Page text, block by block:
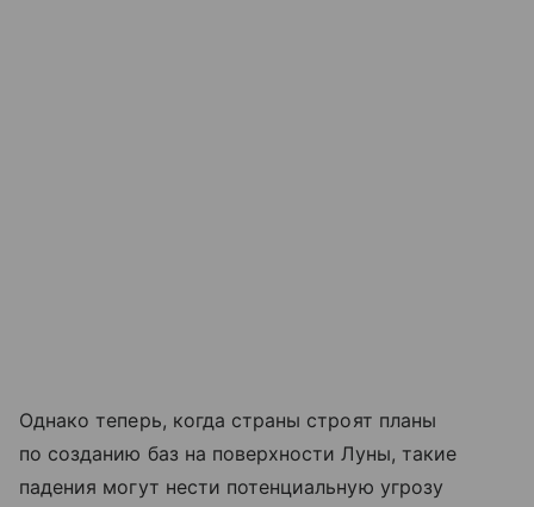
Однако теперь, когда страны строят планы
по созданию баз на поверхности Луны, такие
падения могут нести потенциальную угрозу